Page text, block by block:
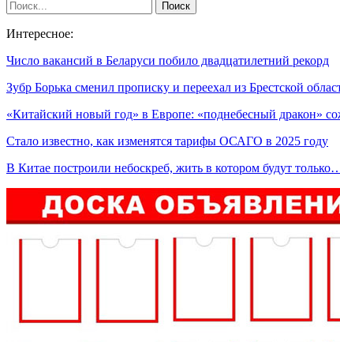
Интересное:
Число вакансий в Беларуси побило двадцатилетний рекорд
Зубр Борька сменил прописку и переехал из Брестской
«Китайский новый год» в Европе: «поднебесный дракон»
Стало известно, как изменятся тарифы ОСАГО в 2025 году
В Китае построили небоскреб, жить в котором будут